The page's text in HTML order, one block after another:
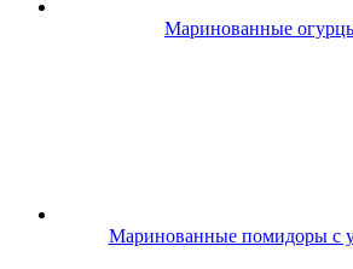
Маринованные
Маринованные помидоры с